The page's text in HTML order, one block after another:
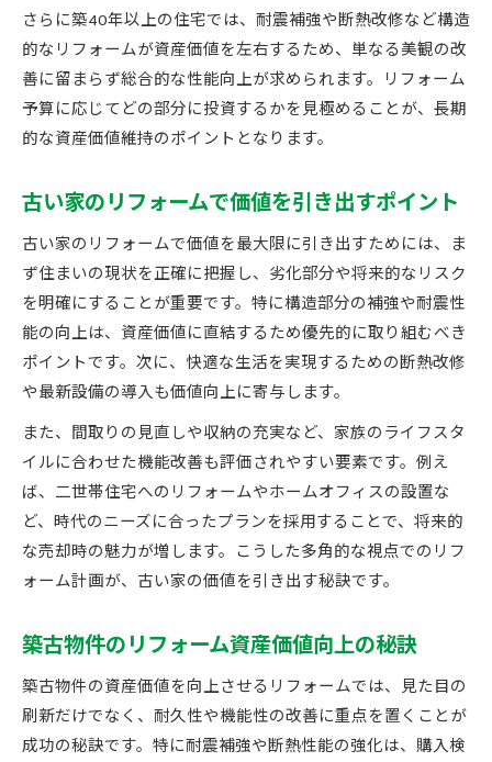
さらに築40年以上の住宅では、耐震補強や断熱改修など構造
的なリフォームが資産価値を左右するため、単なる美観の改
善に留まらず総合的な性能向上が求められます。リフォーム
予算に応じてどの部分に投資するかを見極めることが、長期
的な資産価値維持のポイントとなります。
古い家のリフォームで価値を引き出すポイント
古い家のリフォームで価値を最大限に引き出すためには、ま
ず住まいの現状を正確に把握し、劣化部分や将来的なリスク
を明確にすることが重要です。特に構造部分の補強や耐震性
能の向上は、資産価値に直結するため優先的に取り組むべき
ポイントです。次に、快適な生活を実現するための断熱改修
や最新設備の導入も価値向上に寄与します。
また、間取りの見直しや収納の充実など、家族のライフスタ
イルに合わせた機能改善も評価されやすい要素です。例え
ば、二世帯住宅へのリフォームやホームオフィスの設置な
ど、時代のニーズに合ったプランを採用することで、将来的
な売却時の魅力が増します。こうした多角的な視点でのリフ
ォーム計画が、古い家の価値を引き出す秘訣です。
築古物件のリフォーム資産価値向上の秘訣
築古物件の資産価値を向上させるリフォームでは、見た目の
刷新だけでなく、耐久性や機能性の改善に重点を置くことが
成功の秘訣です。特に耐震補強や断熱性能の強化は、購入検